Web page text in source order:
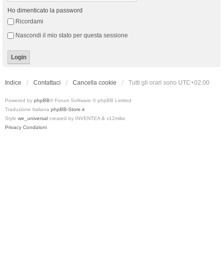
Ho dimenticato la password
Ricordami
Nascondi il mio stato per questa sessione
Indice Contattaci Cancella cookie Tutti gli orari sono UTC+02:00
Powered by phpBB® Forum Software © phpBB Limited
Traduzione Italiana phpBB-Store.it
Style we_universal created by INVENTEA & v12mike
Privacy Condizioni